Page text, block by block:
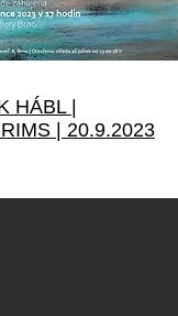
HÁBL |
| 20.9.2023